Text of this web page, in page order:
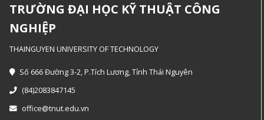
TRƯỜNG ĐẠI HỌC KỸ THUẬT CÔNG
NGHIỆP
THAINGUYEN UNIVERSITY OF TECHNOLOGY
Số 666 Đường 3-2, P.Tích Lương, Tỉnh Thái Nguyên
(84)2083847145
office@tnut.edu.vn